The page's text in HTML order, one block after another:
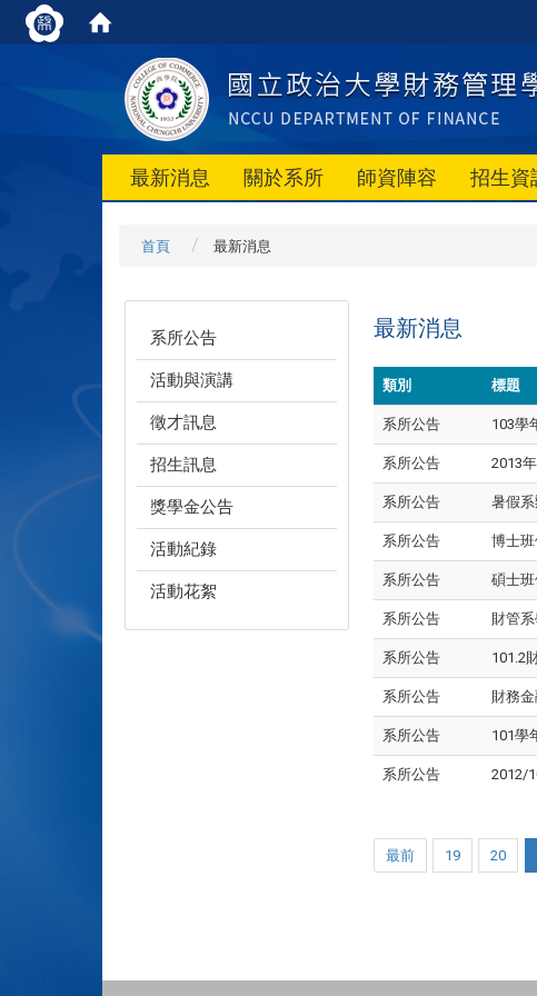
最新消息 關於系所 師資陣容 招生資
首頁 最新消息
系所公告
活動與演講
徵才訊息
招生訊息
獎學金公告
活動紀錄
活動花絮
最新消息
類別 標題
系所公告 103學
系所公告 2013
系所公告 暑假
系所公告 博士
系所公告 碩士
系所公告 財管
系所公告 101.2
系所公告 財務
系所公告 101學
系所公告 2012/
最前 19 20